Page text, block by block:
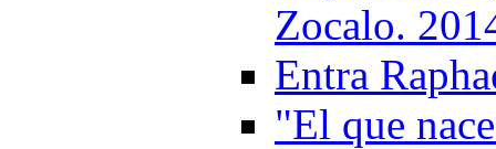
Zocalo.
Entra
"El que